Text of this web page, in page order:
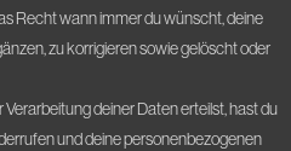
Recht wann immer du wünscht, deine
zu korrigieren sowie gelöscht oder
deiner Daten erteilst, hast du
und deine personenbezogenen